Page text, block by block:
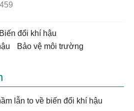
biến đổi khí hậu
bảo vệ môi trường
lẫn to về biến đổi khí hậu